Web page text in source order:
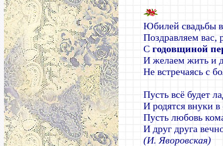
Юбилей свадьбы
Поздравляем вас,
С годовщиной
И желаем жить и
Не встречаясь с
Пусть всё будет
И родятся внуки в
Пусть любовь
И друг друга
(И. Яворовская)